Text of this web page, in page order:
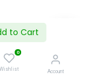
to Cart
0
Wishlist Account